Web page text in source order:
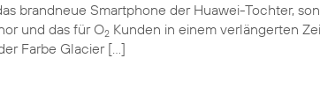
brandneue Smartphone der Huawei-Tochter,
und das für O2 Kunden in einem verlängerten
Farbe Glacier […]